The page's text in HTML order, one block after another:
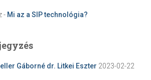
- Mi az a SIP technológia?
Gáborné dr. Litkei Eszter 2023-02-22